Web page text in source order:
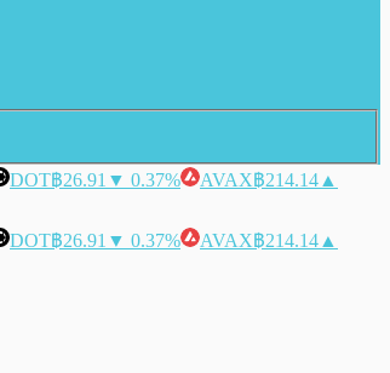
DOT฿26.91 ▼ 0.37% AVAX฿214.14 ▲
DOT฿26.91 ▼ 0.37% AVAX฿214.14 ▲